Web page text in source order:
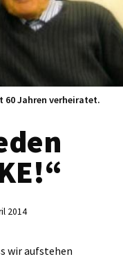
Jahren verheiratet.
2014
wir aufstehen